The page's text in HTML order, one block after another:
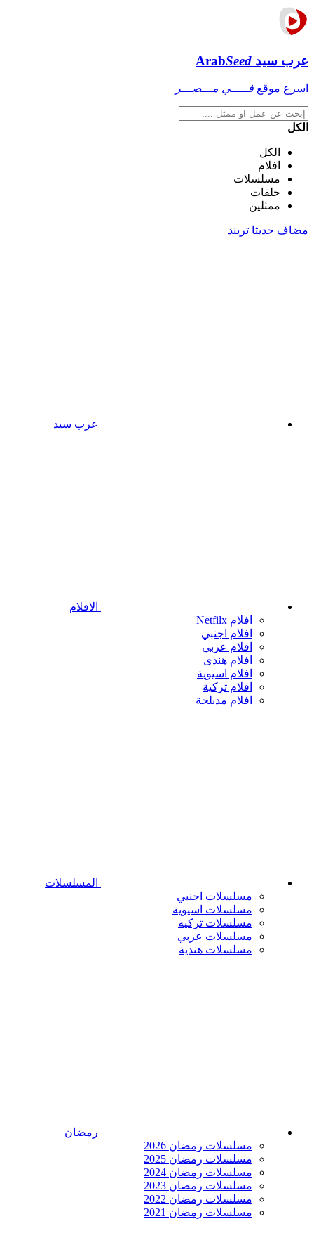
عرب سيد ArabSeed
اسرع موقع فـــــي مـــصـــر
الكل
الكل
افلام
مسلسلات
حلقات
ممثلين
مضاف حديثا تريند
عرب سيد
الافلام
افلام Netfilx
افلام اجنبي
افلام عربي
افلام هندى
افلام اسيوية
افلام تركية
افلام مدبلجة
المسلسلات
مسلسلات اجنبي
مسلسلات اسيوية
مسلسلات تركيه
مسلسلات عربي
مسلسلات هندية
رمضان
مسلسلات رمضان 2026
مسلسلات رمضان 2025
مسلسلات رمضان 2024
مسلسلات رمضان 2023
مسلسلات رمضان 2022
مسلسلات رمضان 2021